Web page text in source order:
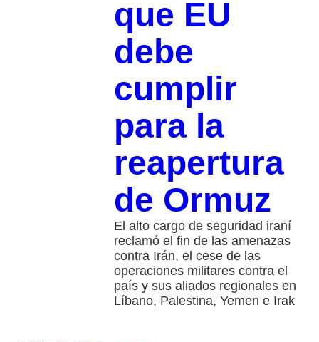
que EU
debe
cumplir
para la
reapertura
de Ormuz
El alto cargo de seguridad iraní
reclamó el fin de las amenazas
contra Irán, el cese de las
operaciones militares contra el
país y sus aliados regionales en
Líbano, Palestina, Yemen e Irak